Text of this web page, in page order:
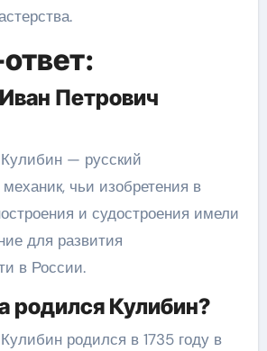
Петрович
— русский
чьи изобретения в
и судостроения имели
для развития
в России.
родился Кулибин?
родился в 1735 году в